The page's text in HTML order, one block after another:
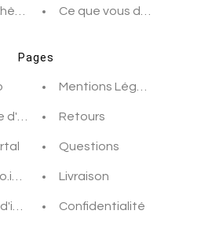
s’invite à votre mariage
Ce que vous devez savoir
Pages
d'affiliation
- Redirect Page
Mentions Légales
Retours
Questions
Livraison
Confidentialité